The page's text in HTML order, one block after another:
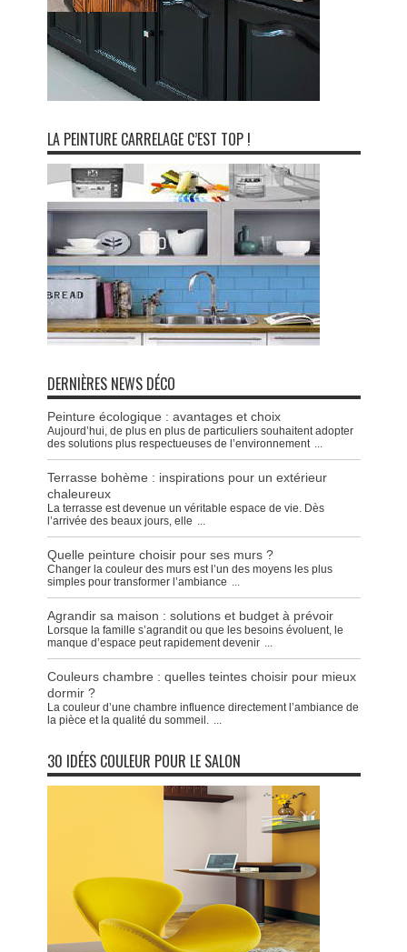
LA PEINTURE CARRELAGE C’EST TOP !
DERNIÈRES NEWS DÉCO
Peinture écologique : avantages et choix
Aujourd’hui, de plus en plus de particuliers souhaitent adopter
des solutions plus respectueuses de l’environnement ...
Terrasse bohème : inspirations pour un extérieur
chaleureux
La terrasse est devenue un véritable espace de vie. Dès
l’arrivée des beaux jours, elle ...
Quelle peinture choisir pour ses murs ?
Changer la couleur des murs est l’un des moyens les plus
simples pour transformer l’ambiance ...
Agrandir sa maison : solutions et budget à prévoir
Lorsque la famille s’agrandit ou que les besoins évoluent, le
manque d’espace peut rapidement devenir ...
Couleurs chambre : quelles teintes choisir pour mieux
dormir ?
La couleur d’une chambre influence directement l’ambiance de
la pièce et la qualité du sommeil. ...
30 IDÉES COULEUR POUR LE SALON